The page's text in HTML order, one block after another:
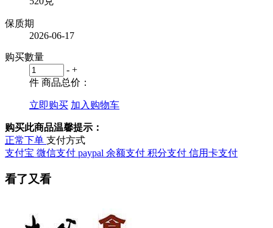
保质期
2026-06-17
购买數量
- +
件 商品总价：
立即购买 加入购物车
购买此商品温馨提示：
正常下单 支付方式
支付宝 微信支付 paypal 余额支付 积分支付 信用卡支付
看了又看